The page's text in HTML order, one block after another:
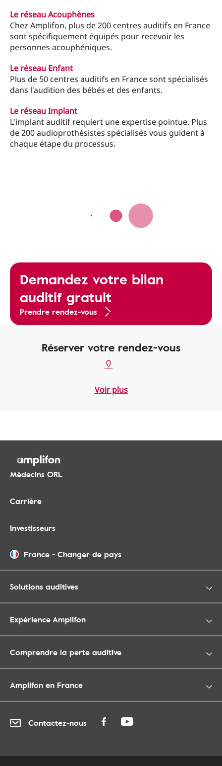
Le réseau Acouphènes
Chez Amplifon, plus de 200 centres auditifs en France
sont spécifiquement équipés pour recevoir les
personnes acouphéniques.
Le réseau Enfant
Plus de 50 centres auditifs en France sont spécialisés
dans l'audition des bébés et des enfants.
Le réseau Implant
L'implant auditif requiert une expertise pointue. Plus
de 200 audioprothésistes spécialisés vous guident à
chaque étape du processus.
Demandez votre bilan
auditif gratuit
Prendre rendez-vous
Réserver votre rendez-vous
Voir plus
Médecins ORL
Carrière
Investisseurs
France - Changer de pays
Solutions auditives
Expérience Amplifon
Comprendre la perte auditive
Amplifon en France
Contactez-nous